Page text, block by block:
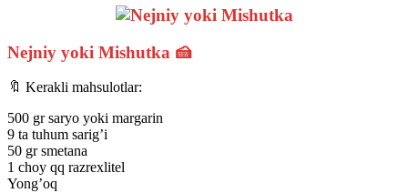
Nejniy yoki Mishutka 🍰
🔖 Kerakli mahsulotlar:
500 gr saryo yoki margarin
9 ta tuhum sarig’i
50 gr smetana
1 choy qq razrexlitel
Yong’oq